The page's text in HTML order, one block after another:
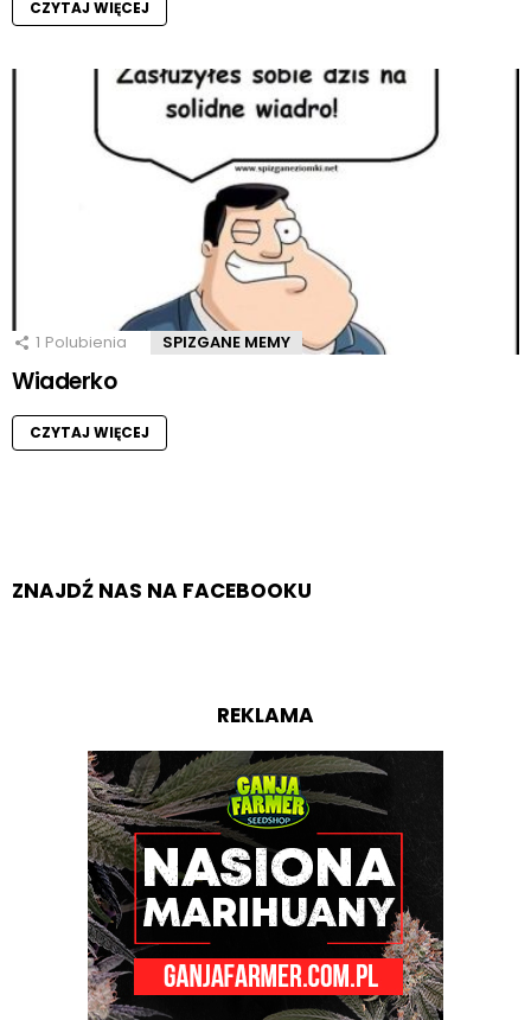
CZYTAJ WIĘCEJ
1 Polubienia SPIZGANE MEMY
Wiaderko
CZYTAJ WIĘCEJ
ZNAJDŹ NAS NA FACEBOOKU
REKLAMA